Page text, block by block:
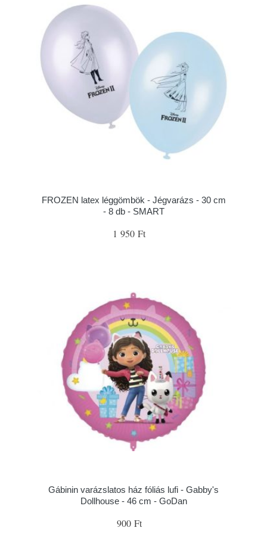
FROZEN latex léggömbök - Jégvarázs - 30 cm
- 8 db - SMART
1 950 Ft
Gábinin varázslatos ház fóliás lufi - Gabby's
Dollhouse - 46 cm - GoDan
900 Ft